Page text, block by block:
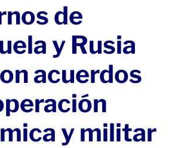
de
y Rusia
acuerdos
y militar